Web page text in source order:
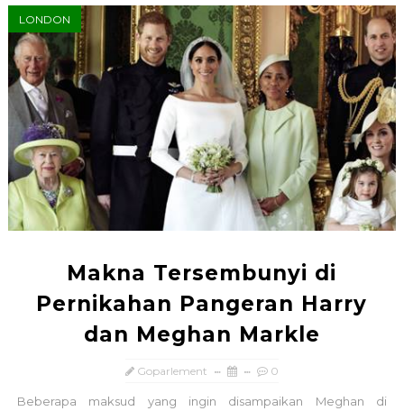
LONDON
Makna Tersembunyi di
Pernikahan Pangeran Harry
dan Meghan Markle
Goparlement 0
Beberapa maksud yang ingin disampaikan Meghan di